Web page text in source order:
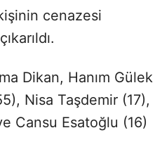
cenazesi
Dikan, Hanım Gülek
Nisa Taşdemir (17),
Cansu Esatoğlu (16)